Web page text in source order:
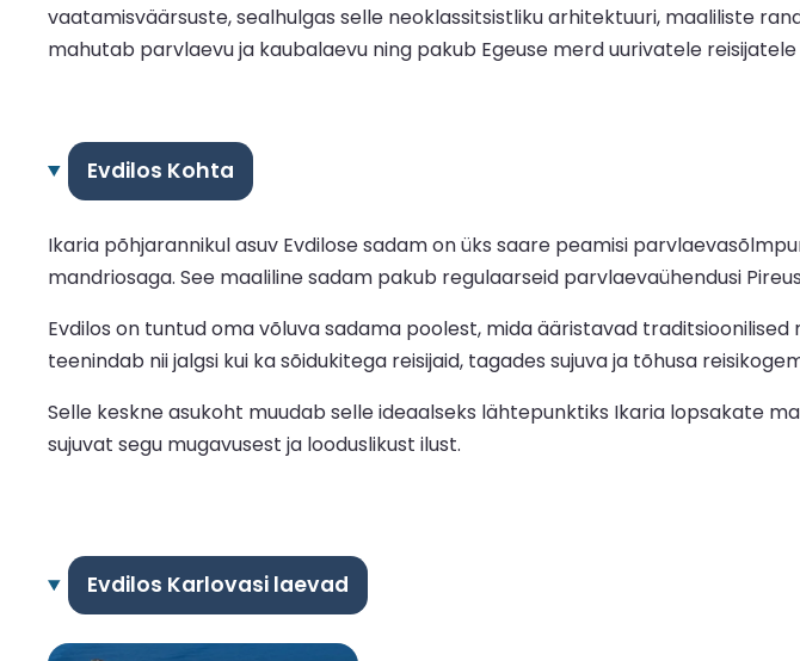
vaatamisväärsuste, sealhulgas selle neoklassitsistliku arhitektuuri, maaliliste
mahutab parvlaevu ja kaubalaevu ning pakub Egeuse merd uurivatele
Evdilos Kohta
Ikaria põhjarannikul asuv Evdilose sadam on üks saare peamisi
mandriosaga. See maaliline sadam pakub regulaarseid parvlaevaühendusi
Evdilos on tuntud oma võluva sadama poolest, mida ääristavad
teenindab nii jalgsi kui ka sõidukitega reisijaid, tagades sujuva ja tõhusa
Selle keskne asukoht muudab selle ideaalseks lähtepunktiks Ikaria lopsakate
sujuvat segu mugavusest ja looduslikust ilust.
Evdilos Karlovasi laevad